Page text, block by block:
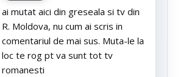
ai mutat aici din greseala si tv din
R. Moldova, nu cum ai scris in
comentariul de mai sus. Muta-le la
loc te rog pt va sunt tot tv
romanesti